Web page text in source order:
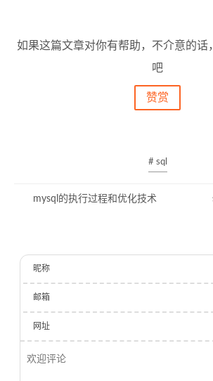
如果这篇文章对你有帮助，不介意的话
吧
赞赏
# sql
mysql的执行过程和优化技术
昵称
邮箱
网址